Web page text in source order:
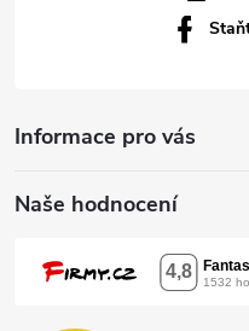
Informace pro vás
Naše hodnocení